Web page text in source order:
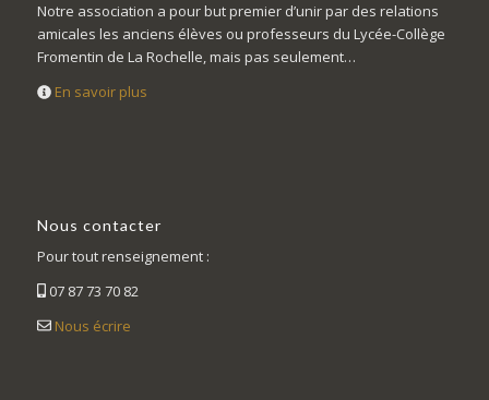
Notre association a pour but premier d’unir par des relations
amicales les anciens élèves ou professeurs du Lycée-Collège
Fromentin de La Rochelle, mais pas seulement…
En savoir plus
Nous contacter
Pour tout renseignement :
07 87 73 70 82
Nous écrire